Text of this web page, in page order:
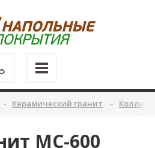
Керамический гранит
MC-600